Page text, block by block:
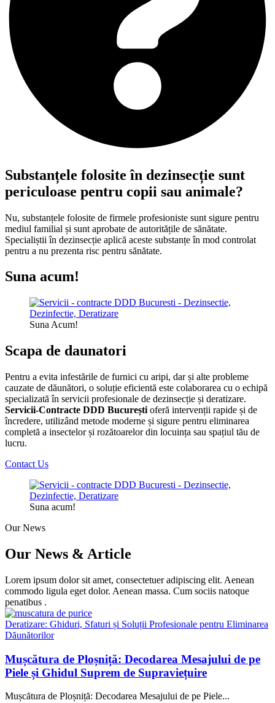
Substanțele folosite în dezinsecție sunt
periculoase pentru copii sau animale?
Nu, substanțele folosite de firmele profesioniste sunt sigure pentru
mediul familial și sunt aprobate de autoritățile de sănătate.
Specialiștii în dezinsecție aplică aceste substanțe în mod controlat
pentru a nu prezenta risc pentru sănătate.
Suna acum!
Suna Acum!
Scapa de daunatori
Pentru a evita infestările de furnici cu aripi, dar și alte probleme
cauzate de dăunători, o soluție eficientă este colaborarea cu o echipă
specializată în servicii profesionale de dezinsecție și deratizare.
Servicii-Contracte DDD București oferă intervenții rapide și de
încredere, utilizând metode moderne și sigure pentru eliminarea
completă a insectelor și rozătoarelor din locuința sau spațiul tău de
lucru.
Contact Us
Suna acum!
Our News
Our News & Article
Lorem ipsum dolor sit amet, consectetuer adipiscing elit. Aenean
commodo ligula eget dolor. Aenean massa. Cum sociis natoque
penatibus .
Deratizare: Ghiduri, Sfaturi și Soluții Profesionale pentru Eliminarea
Dăunătorilor
Mușcătura de Ploșniță: Decodarea Mesajului de pe
Piele și Ghidul Suprem de Supraviețuire
Mușcătura de Ploșniță: Decodarea Mesajului de pe Piele...